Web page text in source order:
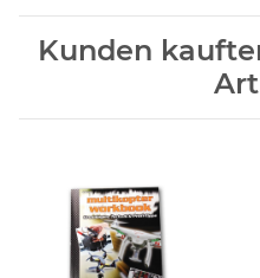
Kunden